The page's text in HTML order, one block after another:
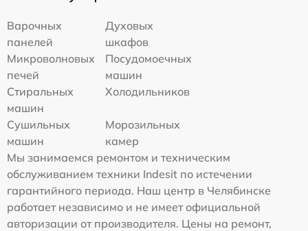
Варочных
панелей
Духовых
шкафов
Микроволновых
печей
Посудомоечных
машин
Стиральных
машин
Холодильников
Сушильных
машин
Морозильных
камер
Мы занимаемся ремонтом и техническим
обслуживанием техники Indesit по истечении
гарантийного периода. Наш центр в Челябинске
работает независимо и не имеет официальной
авторизации от производителя. Цены на ремонт,